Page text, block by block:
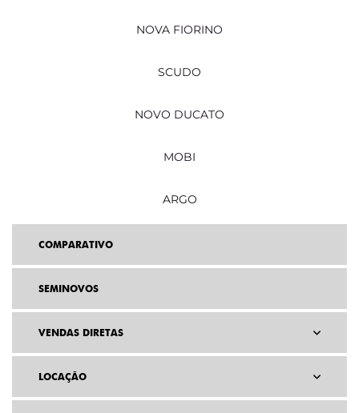
NOVA FIORINO
SCUDO
NOVO DUCATO
MOBI
ARGO
COMPARATIVO
SEMINOVOS
VENDAS DIRETAS
LOCAÇÃO